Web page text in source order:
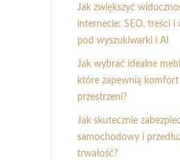
Jak zwiększyć
internecie: SEO, treści i
pod wyszukiwarki i AI
Jak wybrać idealne
które zapewnią
przestrzeni?
Jak skutecznie
samochodowy i
trwałość?